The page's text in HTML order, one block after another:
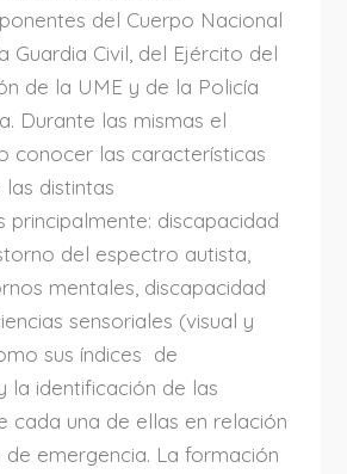
del Cuerpo Nacional
Guardia Civil, del Ejército del
de la UME y de la Policía
Durante las mismas el
conocer las características
distintas
principalmente: discapacidad
del espectro autista,
mentales, discapacidad
sensoriales (visual y
sus índices de
la identificación de las
cada una de ellas en relación
de emergencia. La formación